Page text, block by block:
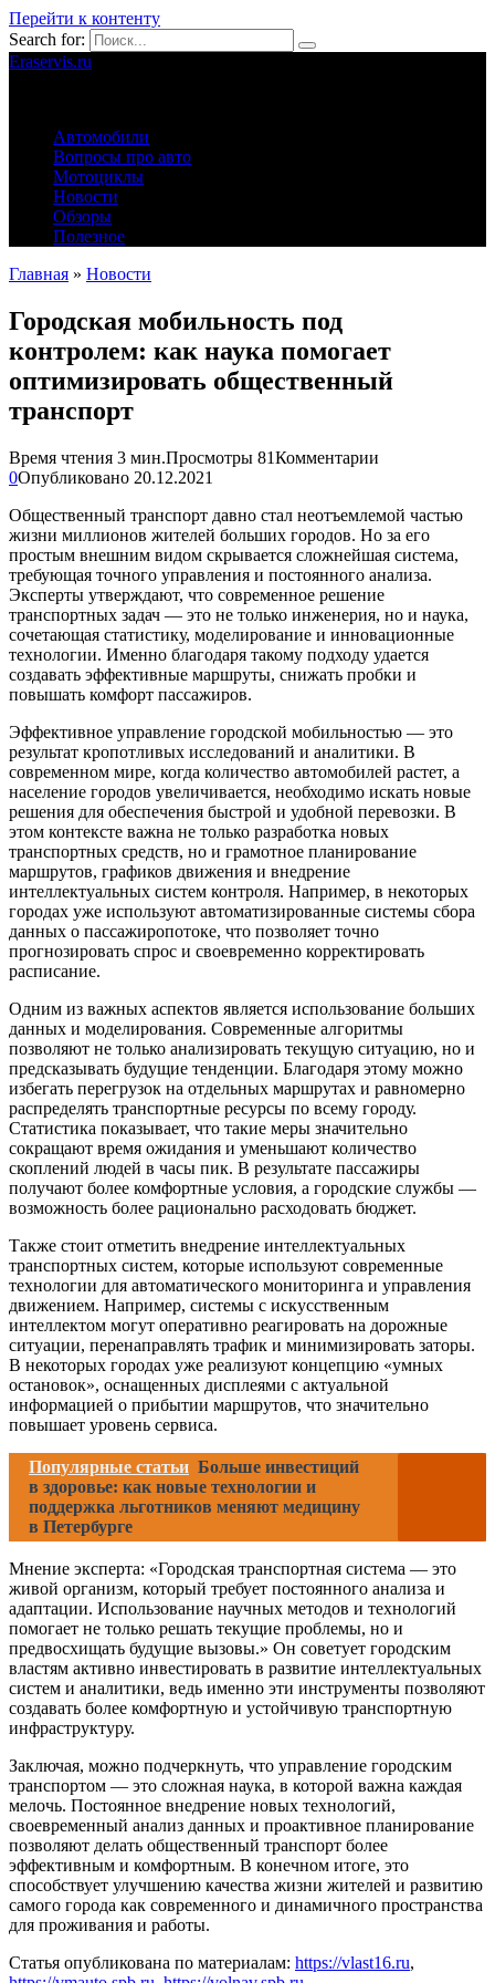
Перейти к контенту
Search for:
Eraservis.ru
Автомобили
Вопросы про авто
Мотоциклы
Новости
Обзоры
Полезное
Главная » Новости
Городская мобильность под
контролем: как наука помогает
оптимизировать общественный
транспорт
Время чтения 3 мин.Просмотры 81Комментарии
0Опубликовано 20.12.2021
Общественный транспорт давно стал неотъемлемой частью
жизни миллионов жителей больших городов. Но за его
простым внешним видом скрывается сложнейшая система,
требующая точного управления и постоянного анализа.
Эксперты утверждают, что современное решение
транспортных задач — это не только инженерия, но и наука,
сочетающая статистику, моделирование и инновационные
технологии. Именно благодаря такому подходу удается
создавать эффективные маршруты, снижать пробки и
повышать комфорт пассажиров.
Эффективное управление городской мобильностью — это
результат кропотливых исследований и аналитики. В
современном мире, когда количество автомобилей растет, а
население городов увеличивается, необходимо искать новые
решения для обеспечения быстрой и удобной перевозки. В
этом контексте важна не только разработка новых
транспортных средств, но и грамотное планирование
маршрутов, графиков движения и внедрение
интеллектуальных систем контроля. Например, в некоторых
городах уже используют автоматизированные системы сбора
данных о пассажиропотоке, что позволяет точно
прогнозировать спрос и своевременно корректировать
расписание.
Одним из важных аспектов является использование больших
данных и моделирования. Современные алгоритмы
позволяют не только анализировать текущую ситуацию, но и
предсказывать будущие тенденции. Благодаря этому можно
избегать перегрузок на отдельных маршрутах и равномерно
распределять транспортные ресурсы по всему городу.
Статистика показывает, что такие меры значительно
сокращают время ожидания и уменьшают количество
скоплений людей в часы пик. В результате пассажиры
получают более комфортные условия, а городские службы —
возможность более рационально расходовать бюджет.
Также стоит отметить внедрение интеллектуальных
транспортных систем, которые используют современные
технологии для автоматического мониторинга и управления
движением. Например, системы с искусственным
интеллектом могут оперативно реагировать на дорожные
ситуации, перенаправлять трафик и минимизировать заторы.
В некоторых городах уже реализуют концепцию «умных
остановок», оснащенных дисплеями с актуальной
информацией о прибытии маршрутов, что значительно
повышает уровень сервиса.
Популярные статьи Больше инвестиций
в здоровье: как новые технологии и
поддержка льготников меняют медицину
в Петербурге
Мнение эксперта: «Городская транспортная система — это
живой организм, который требует постоянного анализа и
адаптации. Использование научных методов и технологий
помогает не только решать текущие проблемы, но и
предвосхищать будущие вызовы.» Он советует городским
властям активно инвестировать в развитие интеллектуальных
систем и аналитики, ведь именно эти инструменты позволяют
создавать более комфортную и устойчивую транспортную
инфраструктуру.
Заключая, можно подчеркнуть, что управление городским
транспортом — это сложная наука, в которой важна каждая
мелочь. Постоянное внедрение новых технологий,
своевременный анализ данных и проактивное планирование
позволяют делать общественный транспорт более
эффективным и комфортным. В конечном итоге, это
способствует улучшению качества жизни жителей и развитию
самого города как современного и динамичного пространства
для проживания и работы.
Статья опубликована по материалам: https://vlast16.ru,